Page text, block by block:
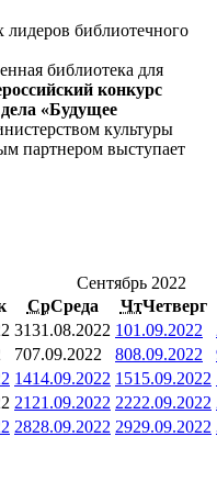
библиотека для
конкурс
«Будущее
культуры
партнером выступает
Сентябрь 2022
СрСреда ЧтЧетверг
3131.08.2022 101.09.2022
707.09.2022 808.09.2022
1414.09.2022 1515.09.2022
21 21.09.2022 2222.09.2022
2828.09.2022 2929.09.2022